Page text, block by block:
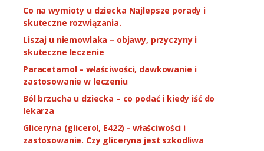
Co na wymioty u dziecka Najlepsze porady i
skuteczne rozwiązania.
Liszaj u niemowlaka – objawy, przyczyny i
skuteczne leczenie
Paracetamol – właściwości, dawkowanie i
zastosowanie w leczeniu
Ból brzucha u dziecka – co podać i kiedy iść do
lekarza
Gliceryna (glicerol, E422) - właściwości i
zastosowanie. Czy gliceryna jest szkodliwa